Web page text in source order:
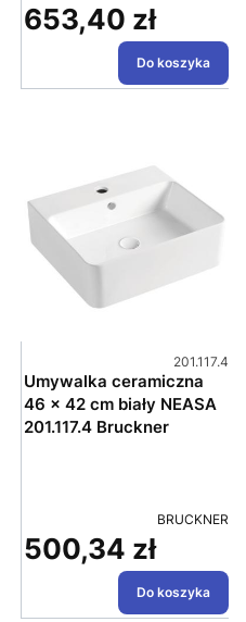
Cena
653,40 zł
Do koszyka
Kod
201.117.4
Umywalka ceramiczna
46 x 42 cm biały NEASA
201.117.4 Bruckner
PRODUCENT
BRUCKNER
Cena
500,34 zł
Do koszyka